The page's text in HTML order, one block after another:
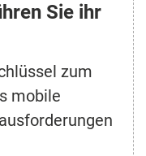
Sie ihr
zum
mobile